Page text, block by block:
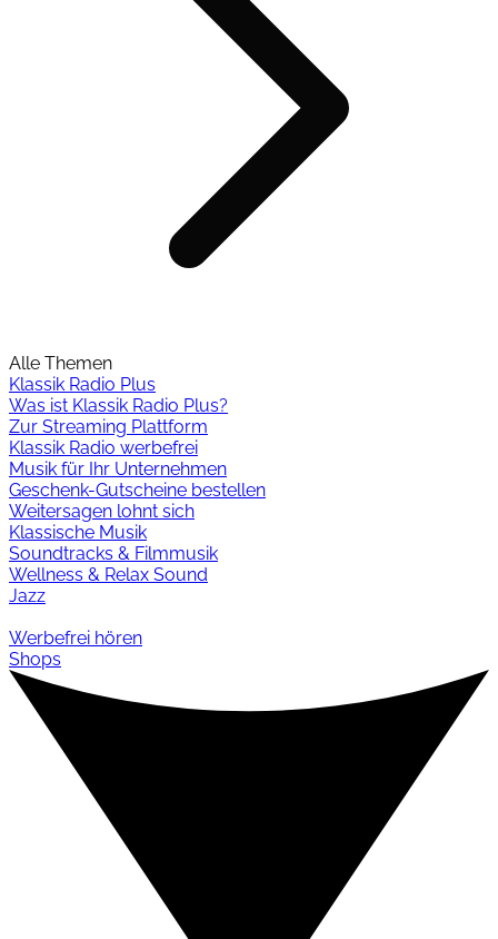
Alle Themen
Klassik Radio Plus
Was ist Klassik Radio Plus?
Zur Streaming Plattform
Klassik Radio werbefrei
Musik für Ihr Unternehmen
Geschenk-Gutscheine bestellen
Weitersagen lohnt sich
Klassische Musik
Soundtracks & Filmmusik
Wellness & Relax Sound
Jazz
Werbefrei hören
Shops